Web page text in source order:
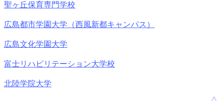
聖ヶ丘保育専門学校
広島都市学園大学（西風新都キャンパス）
広島文化学園大学
富士リハビリテーション大学校
北陸学院大学